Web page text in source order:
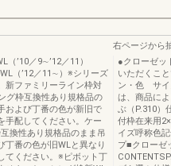
’10／9∼’12／11）
（’12／11∼）※シリーズ
新ファミリーライン枠対
グ枠互換性あり規格品の
および丁番の色が新旧で
手配してください。ケー
換性あり規格品のまま吊
丁番の色が旧WLと異なり
てください。※ピボット丁
右ページから
●クローゼッ
いただくこ
ン・色 サイ
は、商品に
ぶ（P.310）
付枠在来用
イズ呼称色
プ■クローゼ